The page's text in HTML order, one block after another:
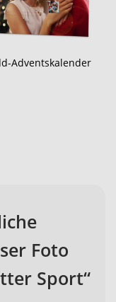
Adventskalender
Foto
Sport“